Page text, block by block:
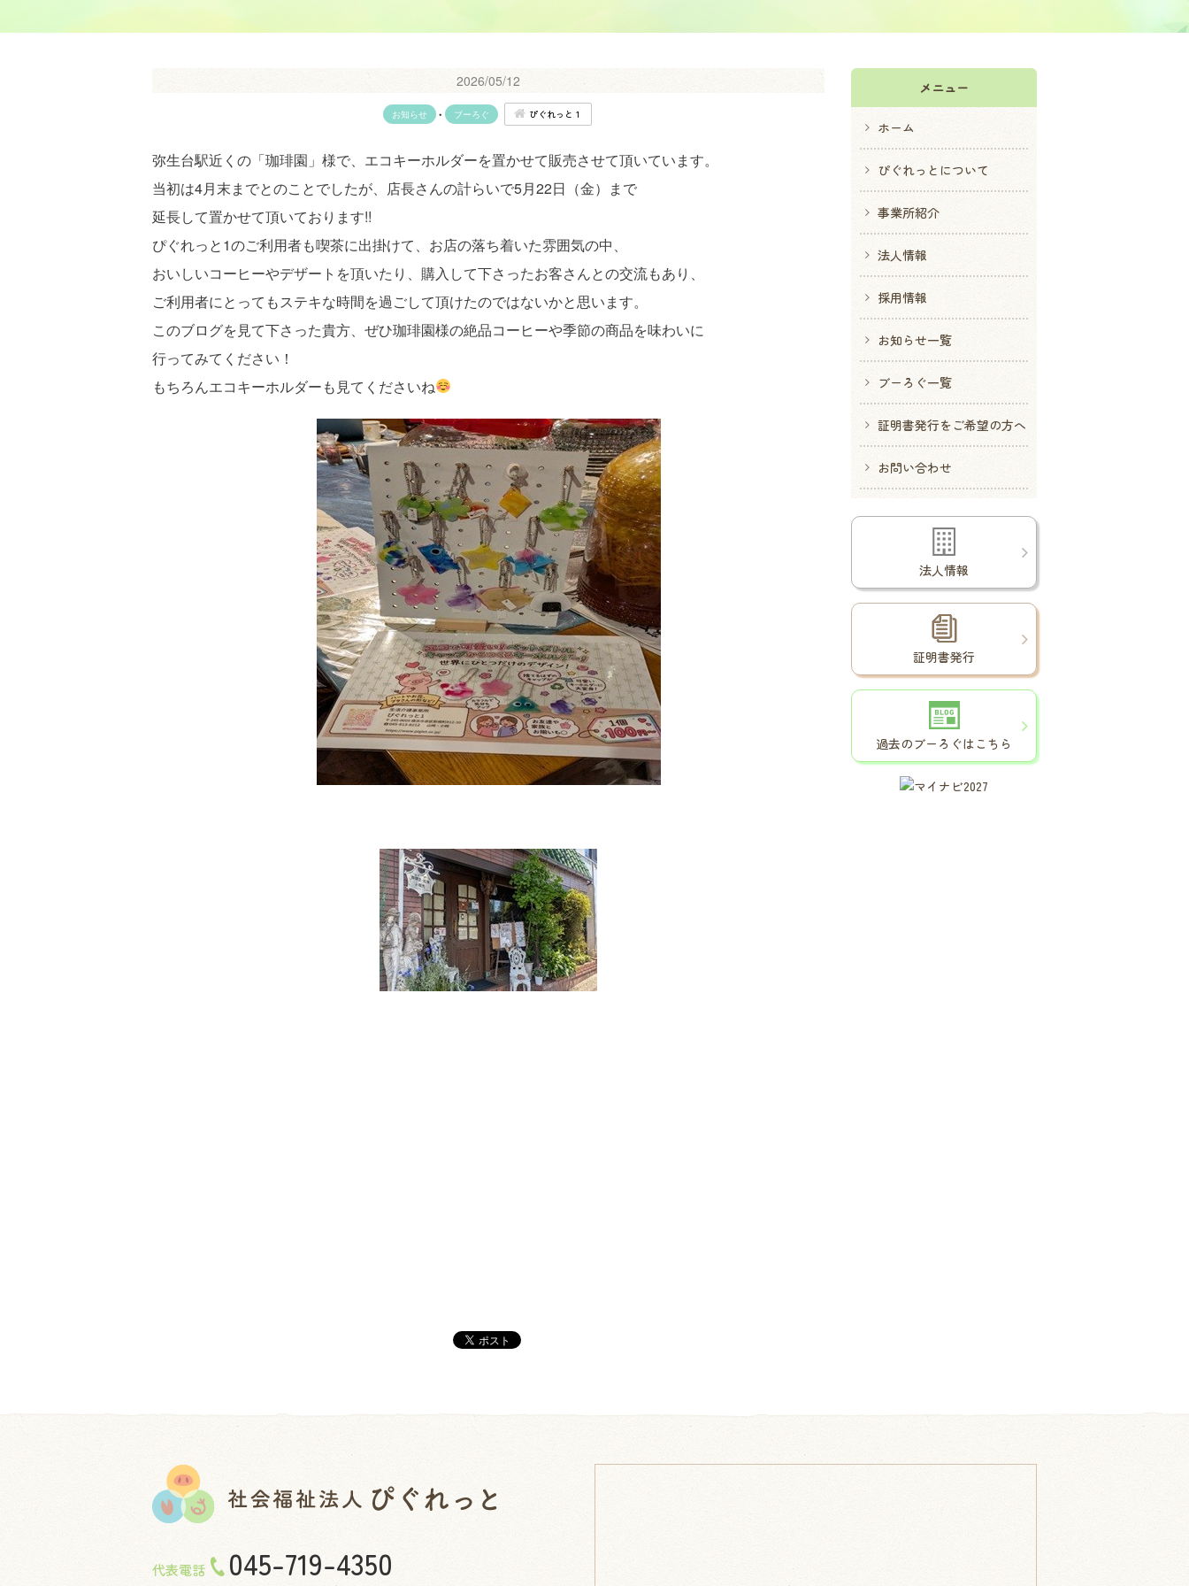
2026/05/12
お知らせ • ブーろぐ ぴぐれっと１
弥生台駅近くの「珈琲園」様で、エコキーホルダーを置かせて販売させて頂いています。
当初は4月末までとのことでしたが、店長さんの計らいで5月22日（金）まで
延長して置かせて頂いております!!
ぴぐれっと1のご利用者も喫茶に出掛けて、お店の落ち着いた雰囲気の中、
おいしいコーヒーやデザートを頂いたり、購入して下さったお客さんとの交流もあり、
ご利用者にとってもステキな時間を過ごして頂けたのではないかと思います。
このブログを見て下さった貴方、ぜひ珈琲園様の絶品コーヒーや季節の商品を味わいに
行ってみてください！
もちろんエコキーホルダーも見てくださいね
メニュー
ホーム
ぴぐれっとについて
事業所紹介
法人情報
採用情報
お知らせ一覧
ブーろぐ一覧
証明書発行をご希望の方へ
お問い合わせ
法人情報
証明書発行
過去のブーろぐはこちら
代表電話 045-719-4350